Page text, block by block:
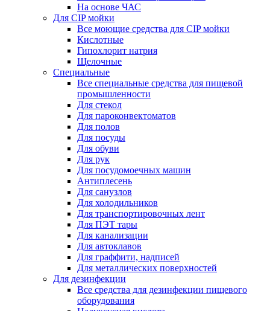
На основе ЧАС
Для CIP мойки
Все моющие средства для CIP мойки
Кислотные
Гипохлорит натрия
Щелочные
Специальные
Все специальные средства для пищевой
промышленности
Для стекол
Для пароконвектоматов
Для полов
Для посуды
Для обуви
Для рук
Для посудомоечных машин
Антиплесень
Для санузлов
Для холодильников
Для транспортировочных лент
Для ПЭТ тары
Для канализации
Для автоклавов
Для граффити, надписей
Для металлических поверхностей
Для дезинфекции
Все средства для дезинфекции пищевого
оборудования